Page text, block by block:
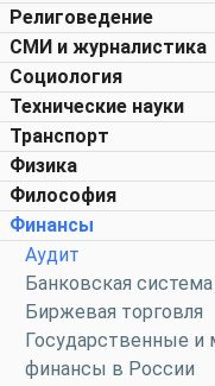
Религоведение
СМИ и журналистика
Социология
Технические науки
Транспорт
Физика
Философия
Финансы
Аудит
Банковская система
Биржевая торговля
Государственные и
финансы в России